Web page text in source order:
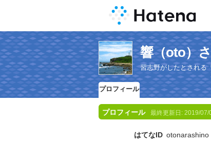
響（oto）
習志野がしたとされる
プロフィール
プロフィール 最終更新日: 2019/07/
はてなID otonarashino